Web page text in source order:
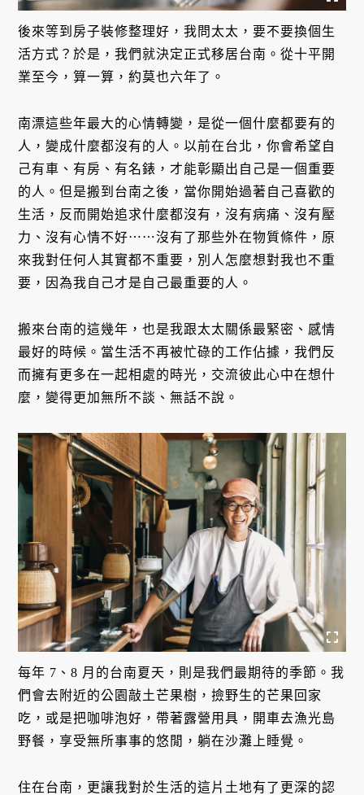
後來等到房子裝修整理好，我問太太，要不要換個生
活方式？於是，我們就決定正式移居台南。從十平開
業至今，算一算，約莫也六年了。
南漂這些年最大的心情轉變，是從一個什麼都要有的
人，變成什麼都沒有的人。以前在台北，你會希望自
己有車、有房、有名錶，才能彰顯出自己是一個重要
的人。但是搬到台南之後，當你開始過著自己喜歡的
生活，反而開始追求什麼都沒有，沒有病痛、沒有壓
力、沒有心情不好⋯⋯沒有了那些外在物質條件，原
來我對任何人其實都不重要，別人怎麼想對我也不重
要，因為我自己才是自己最重要的人。
搬來台南的這幾年，也是我跟太太關係最緊密、感情
最好的時候。當生活不再被忙碌的工作佔據，我們反
而擁有更多在一起相處的時光，交流彼此心中在想什
麼，變得更加無所不談、無話不說。
每年 7、8 月的台南夏天，則是我們最期待的季節。我
們會去附近的公園敲土芒果樹，撿野生的芒果回家
吃，或是把咖啡泡好，帶著露營用具，開車去漁光島
野餐，享受無所事事的悠閒，躺在沙灘上睡覺。
住在台南，更讓我對於生活的這片土地有了更深的認